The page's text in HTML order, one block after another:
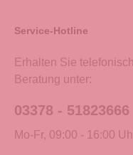
Service-Hotline
Erhalten Sie
Beratung unter:
03378 - 51823666
Mo-Fr, 09:00 - 16:00